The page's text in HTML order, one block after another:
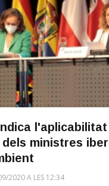
ministres
2020 A LES 12:34